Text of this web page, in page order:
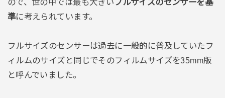
ので、世の中では最も大きいフルサイズのセンサーを基
準に考えられています。
フルサイズのセンサーは過去に一般的に普及していたフ
ィルムのサイズと同じでそのフィルムサイズを35mm版
と呼んでいました。